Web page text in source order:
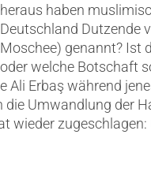
heraus haben
Deutschland Dutzende
Moschee) genannt? Ist
oder welche Botschaft
Erbaş während
Umwandlung der
wieder